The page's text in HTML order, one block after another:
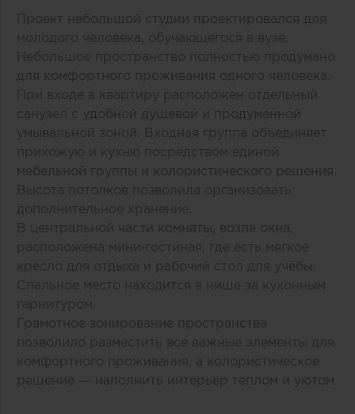
Проект небольшой студии проектировался для
молодого человека, обучающегося в вузе.
Небольшое пространство полностью продумано
для комфортного проживания одного человека.
При входе в квартиру расположен отдельный
санузел с удобной душевой и продуманной
умывальной зоной. Входная группа объединяет
прихожую и кухню посредством единой
мебельной группы и колористического решения.
Высота потолков позволила организовать
дополнительное хранение.
В центральной части комнаты, возле окна,
расположена мини‑гостиная, где есть мягкое
кресло для отдыха и рабочий стол для учёбы.
Спальное место находится в нише за кухонным
гарнитуром.
Грамотное зонирование пространства
позволило разместить все важные элементы для
комфортного проживания, а колористическое
решение — наполнить интерьер теплом и уютом.